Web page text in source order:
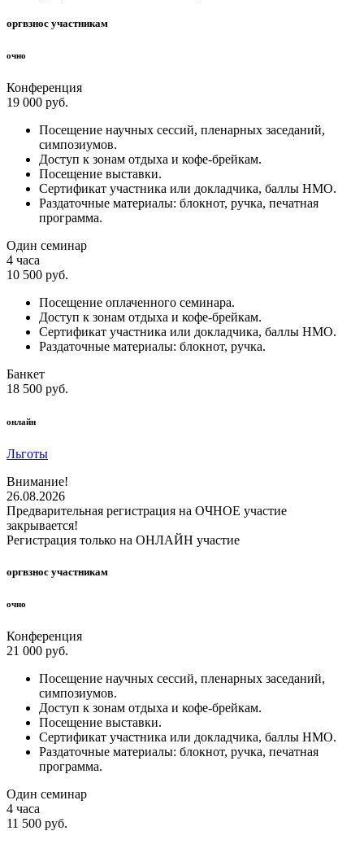
оргвзнос участникам
очно
Конференция
19 000 руб.
Посещение научных сессий, пленарных заседаний,
симпозиумов.
Доступ к зонам отдыха и кофе-брейкам.
Посещение выставки.
Сертификат участника или докладчика, баллы НМО.
Раздаточные материалы: блокнот, ручка, печатная
программа.
Один семинар
4 часа
10 500 руб.
Посещение оплаченного семинара.
Доступ к зонам отдыха и кофе-брейкам.
Сертификат участника или докладчика, баллы НМО.
Раздаточные материалы: блокнот, ручка.
Банкет
18 500 руб.
онлайн
Льготы
Внимание!
26.08.2026
Предварительная регистрация на ОЧНОЕ участие
закрывается!
Регистрация только на ОНЛАЙН участие
оргвзнос участникам
очно
Конференция
21 000 руб.
Посещение научных сессий, пленарных заседаний,
симпозиумов.
Доступ к зонам отдыха и кофе-брейкам.
Посещение выставки.
Сертификат участника или докладчика, баллы НМО.
Раздаточные материалы: блокнот, ручка, печатная
программа.
Один семинар
4 часа
11 500 руб.